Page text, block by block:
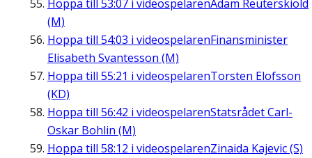
Hoppa till 53:07 i videospelarenAdam Reuterskiöld
(M)
Hoppa till 54:03 i videospelarenFinansminister
Elisabeth Svantesson (M)
Hoppa till 55:21 i videospelarenTorsten Elofsson
(KD)
Hoppa till 56:42 i videospelarenStatsrådet Carl-
Oskar Bohlin (M)
Hoppa till 58:12 i videospelarenZinaida Kajevic (S)